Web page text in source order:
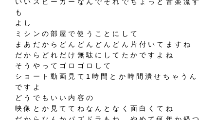
も
よし
ミシンの部屋で使うことにして
まあだからどんどんどんどん片付いてますね
だからどれだけ無駄にしてたかですよね
そうやってゴロゴロして
ショート動画見て1時間とか時間潰せちゃうん
ですよ
どうでもいい内容の
映像とか見ててねなんとなく面白くてね